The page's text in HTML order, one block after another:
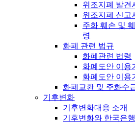
위조지폐 발견
위조지폐 신고
주화 훼손 및
령
화폐 관련 법규
화폐관련 법령
화폐도안 이용
화폐도안 이용
화폐교환 및 주화수
기후변화
기후변화대응 소개
기후변화와 한국은행